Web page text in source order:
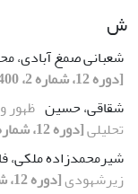
ش
شعبانی صمغ آبادی،
[دوره 12، شماره 2، 1400، صفحه 127-148]
شقاقی، حسین ظهور
تحلیلی[دوره 12، شماره 1، 1400، صفحه 101-128]
شیرمحمدزاده ملکی،
زیرشهودی[دوره 12، شماره 2، 1400، صفحه 149-173]